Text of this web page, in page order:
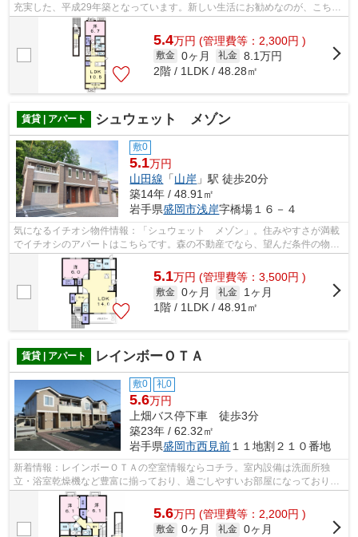
充実した、平成29年築となっています。新しい生活にお勧めなのが、こちら
のアパートです。アクセス良好で快適...
5.4万円 (管理費等：2,300円 )
敷金 0ヶ月 礼金 8.1万円
2階 / 1LDK / 48.28㎡
賃貸 | アパート シュウェット メゾン
敷0
5.1万円
山田線 「山岸 」駅 徒歩20分
築14年 / 48.91㎡
岩手県盛岡市浅岸字橋場１６－４
気になるイチオシ物件情報：「シュウェット メゾン」。住みやすさが満載
でイチオシのアパートはこちらです。森の不動産でなら、望んだ条件の物件
が盛岡市エリアで見つかります。山岸...
5.1万円 (管理費等：3,500円 )
敷金 0ヶ月 礼金
1ヶ月
1階 / 1LDK / 48.91㎡
賃貸 | アパート レインボーＯＴＡ
敷0 礼0
5.6万円
上畑バス停下車 徒歩3分
築23年 / 62.32㎡
岩手県盛岡市西見前 １１地割２１０番地
新着情報：レインボーＯＴＡの空室情報ならコチラ。室内設備は洗面所独
立・浴室乾燥機など豊富に揃っており、過ごしやすいお部屋になっておりま
す。空いている駐車場があるので、近く...
5.6万円 (管理費等：2,200円 )
敷金 0ヶ月 礼金 0ヶ月